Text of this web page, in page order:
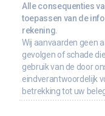
Alle consequenties
toepassen van de
rekening.
Wij aanvaarden geen
gevolgen of schade
gebruik van de door
eindverantwoordelijk
betrekking tot uw